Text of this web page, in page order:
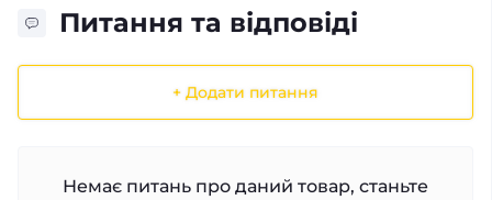
Питання та відповіді
+ Додати питання
Немає питань про даний товар, станьте